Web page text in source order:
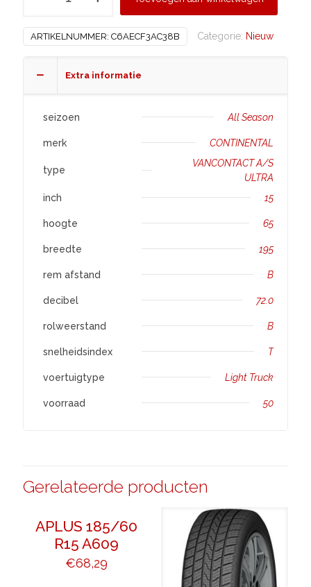
VANCONTACT
ULTRA
ARTIKELNUMMER: C6AECF3AC38B Categorie: Nieuw
Extra informatie
seizoen All Season
merk CONTINENTAL
type
VANCONTACT A/S
ULTRA
inch
15
hoogte 65
breedte 195
rem afstand B
decibel 72.0
rolweerstand B
snelheidsindex T
voertuigtype Light Truck
voorraad 50
Gerelateerde producten
APLUS 185/60
R15 A609
€68,29